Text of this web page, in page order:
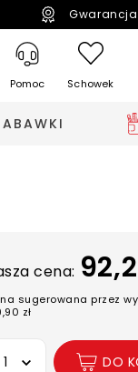
Pomoc Schowek
cena:
sugerowana przez
zł
opcję
DO